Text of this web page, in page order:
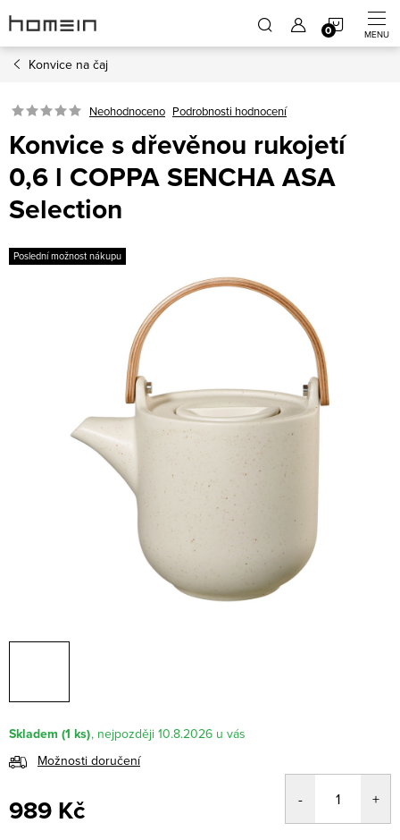
na
obsah
Konvice na čaj
Neohodnoceno Podrobnosti hodnocení
Konvice s dřevěnou rukojetí
0,6 l COPPA SENCHA ASA
Selection
Poslední možnost nákupu
Skladem (1 ks)
10.8.2026
Možnosti doručení
989 Kč